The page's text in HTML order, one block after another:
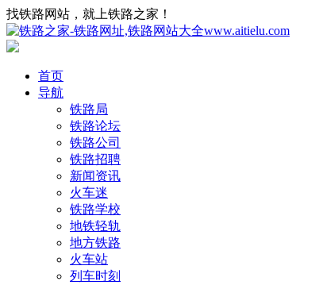
找铁路网站，就上铁路之家！
首页
导航
铁路局
铁路论坛
铁路公司
铁路招聘
新闻资讯
火车迷
铁路学校
地铁轻轨
地方铁路
火车站
列车时刻